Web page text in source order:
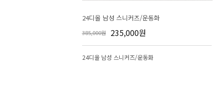
24디올 남성 스니커즈/운동화
385,000원 235,000원
24디올 남성 스니커즈/운동화